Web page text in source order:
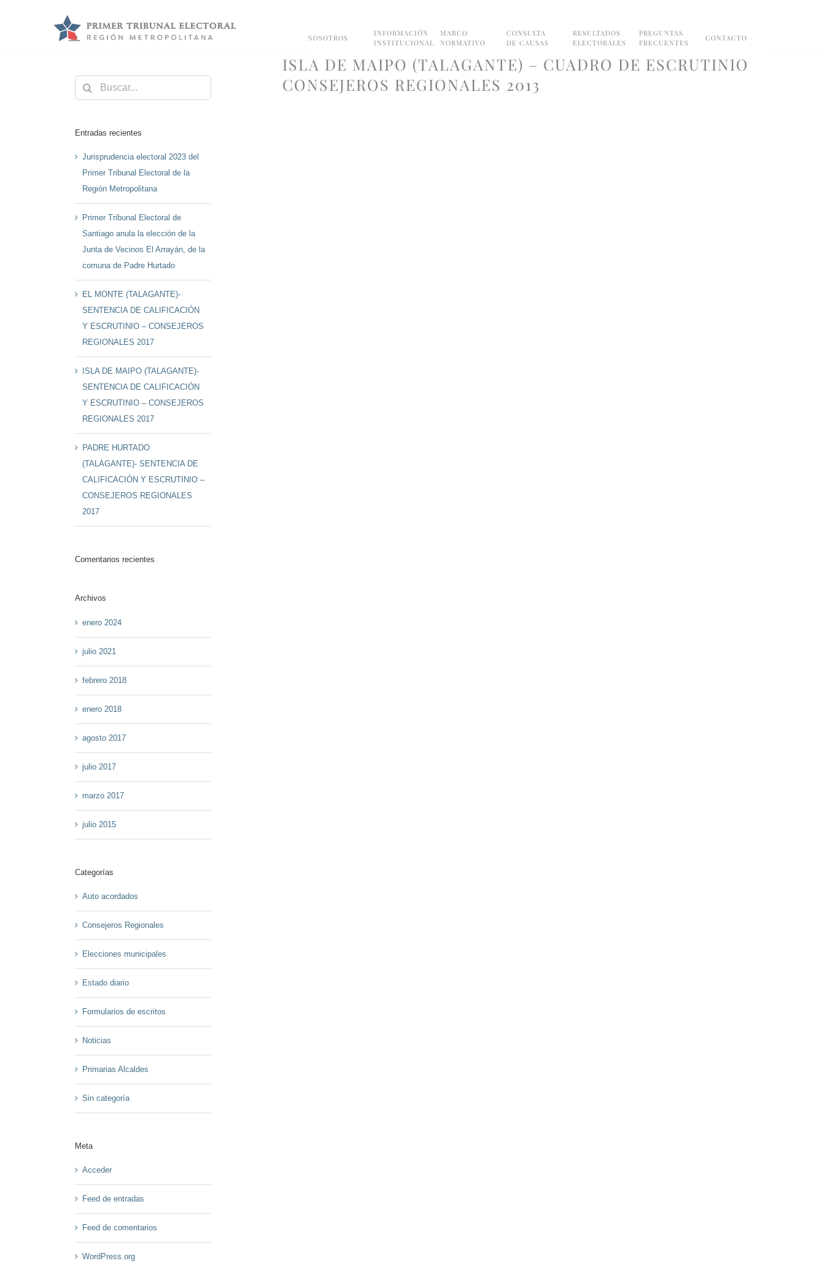
NOSOTROS
INFORMACIÓN
INSTITUCIONAL
MARCO
NORMATIVO
CONSULTA
DE CAUSAS
RESULTADOS
ELECTORALES
PREGUNTAS
FRECUENTES
CONTACTO
ISLA DE MAIPO (TALAGANTE) – CUADRO DE ESCRUTINIO
CONSEJEROS REGIONALES 2013
Buscar:
Entradas recientes
Jurisprudencia electoral 2023 del
Primer Tribunal Electoral de la
Región Metropolitana
Primer Tribunal Electoral de
Santiago anula la elección de la
Junta de Vecinos El Arrayán, de la
comuna de Padre Hurtado
EL MONTE (TALAGANTE)-
SENTENCIA DE CALIFICACIÓN
Y ESCRUTINIO – CONSEJEROS
REGIONALES 2017
ISLA DE MAIPO (TALAGANTE)-
SENTENCIA DE CALIFICACIÓN
Y ESCRUTINIO – CONSEJEROS
REGIONALES 2017
PADRE HURTADO
(TALAGANTE)- SENTENCIA DE
CALIFICACIÓN Y ESCRUTINIO –
CONSEJEROS REGIONALES
2017
Comentarios recientes
Archivos
enero 2024
julio 2021
febrero 2018
enero 2018
agosto 2017
julio 2017
marzo 2017
julio 2015
Categorías
Auto acordados
Consejeros Regionales
Elecciones municipales
Estado diario
Formularios de escritos
Noticias
Primarias Alcaldes
Sin categoría
Meta
Acceder
Feed de entradas
Feed de comentarios
WordPress.org